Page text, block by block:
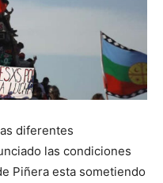
diferentes
las condiciones
Piñera esta sometiendo